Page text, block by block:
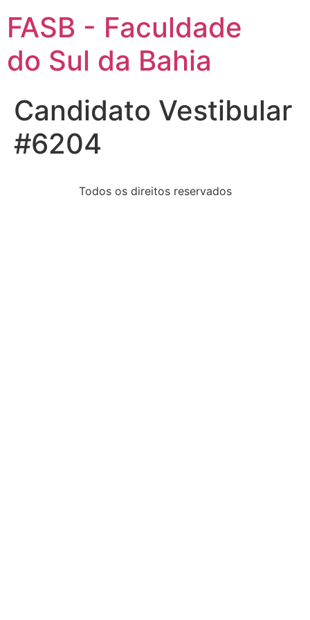
FASB - Faculdade
do Sul da Bahia
Candidato Vestibular
#6204
Todos os direitos reservados